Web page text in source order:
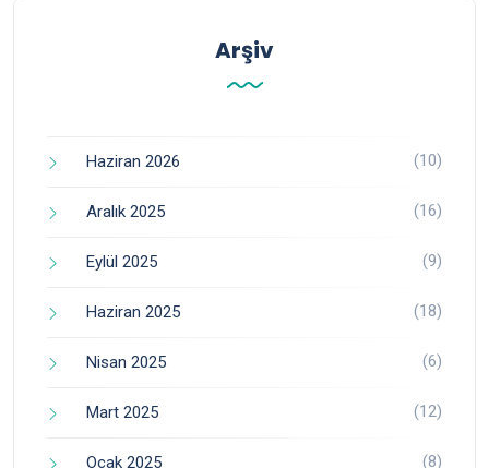
Arşiv
Haziran 2026 (10)
Aralık 2025 (16)
Eylül 2025 (9)
Haziran 2025 (18)
Nisan 2025 (6)
Mart 2025 (12)
Ocak 2025 (8)